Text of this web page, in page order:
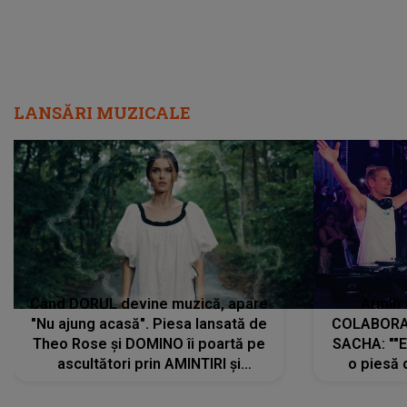
LANSĂRI MUZICALE
Când DORUL devine muzică, apare
"Nu ajung acasă". Piesa lansată de
Theo Rose și DOMINO îi poartă pe
ascultători prin AMINTIRI și
SACHA:
o piesă